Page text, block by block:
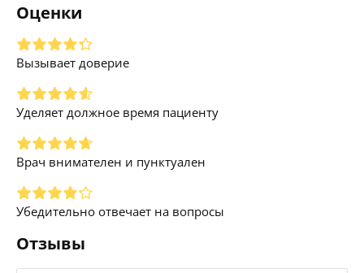
Оценки
Вызывает доверие
Уделяет должное время пациенту
Врач внимателен и пунктуален
Убедительно отвечает на вопросы
Отзывы